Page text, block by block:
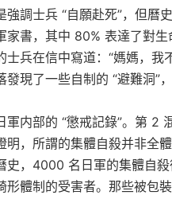
強調士兵 “自願赴死”，但
家書，其中 80% 表達了對生
士兵在信中寫道：“媽媽，
發現了一些自制的 “避難洞”
軍内部的 “懲戒記錄”。第 2
明，所謂的集體自殺并非全
史，4000 名日軍的集體自
形體制的受害者。那些被包